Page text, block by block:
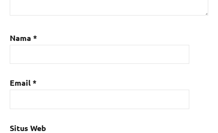
Nama *
Email*
Situs Web